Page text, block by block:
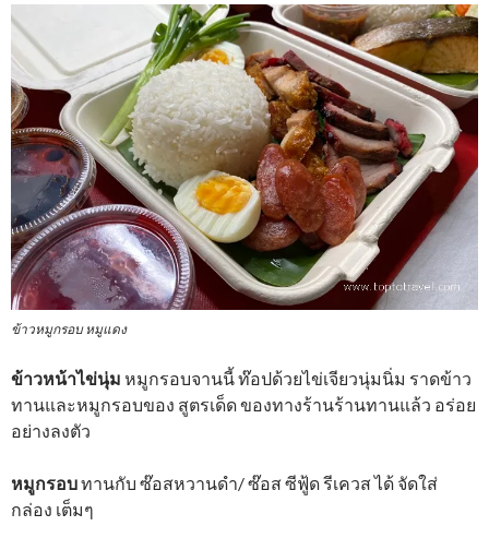
ข้าวหมูกรอบ หมูแดง
ข้าวหน้าไข่นุ่ม หมูกรอบจานนี้ ท๊อปด้วยไข่เจียวนุ่มนิ่ม ราดข้าว
ทานและหมูกรอบของ สูตรเด็ด ของทางร้านร้านทานแล้ว อร่อย
อย่างลงตัว
หมูกรอบทานกับ ซ๊อสหวานดำ/ ซ๊อส ซีฟู้ด รีเควส ได้ จัดใส่
กล่อง เต็มๆ